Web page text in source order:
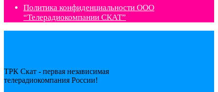
Политика конфиденциальности ООО
“Телерадиокомпании СКАТ”
ТРК Скат - первая независимая
телерадиокомпания Роcсии!